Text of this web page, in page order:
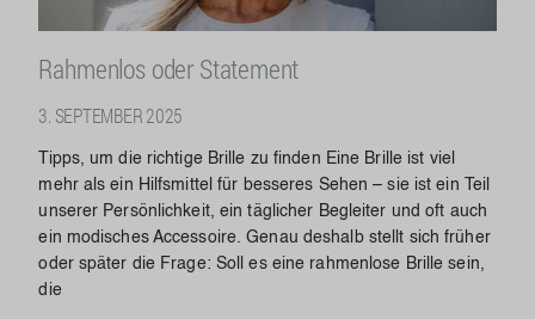
Rahmenlos oder Statement
3. SEPTEMBER 2025
Tipps, um die richtige Brille zu finden Eine Brille ist viel
mehr als ein Hilfsmittel für besseres Sehen – sie ist ein Teil
unserer Persönlichkeit, ein täglicher Begleiter und oft auch
ein modisches Accessoire. Genau deshalb stellt sich früher
oder später die Frage: Soll es eine rahmenlose Brille sein,
die